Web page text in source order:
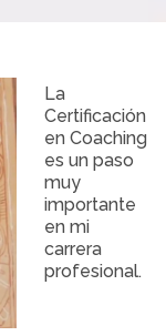
La
Certificación
en Coaching
es un paso
muy
importante
en mi
carrera
profesional.